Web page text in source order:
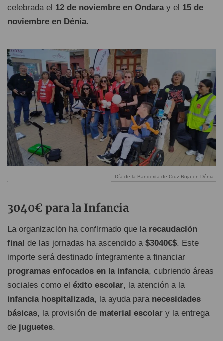
celebrada el 12 de noviembre en Ondaray el 15 de
noviembre en Dénia.
Día de la Banderita de Cruz Roja en Dénia
3040€ para la Infancia
La organización ha confirmado que la recaudación
final de las jornadas ha ascendido a $3040€$. Este
importe será destinado íntegramente a financiar
programas enfocados en la infancia, cubriendo áreas
sociales como el éxito escolar, la atención a la
infancia hospitalizada, la ayuda para necesidades
básicas, la provisión de material escolar y la entrega
de juguetes.